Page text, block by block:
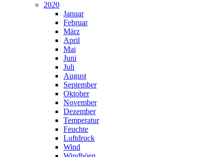
2020
Januar
Februar
März
April
Mai
Juni
Juli
August
September
Oktober
November
Dezember
Temperatur
Feuchte
Luftdruck
Wind